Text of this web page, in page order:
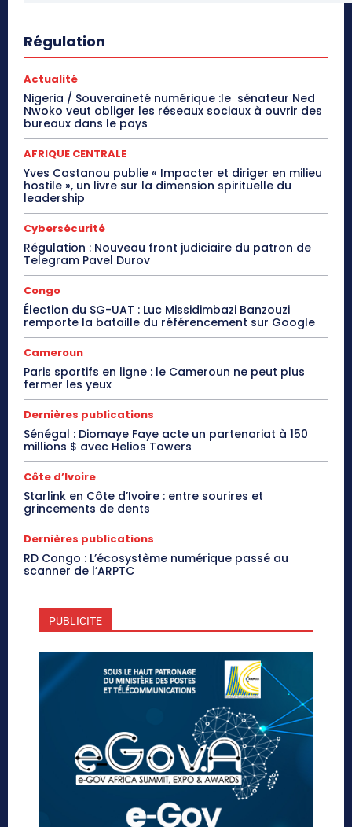
Régulation
Actualité
Nigeria / Souveraineté numérique :le sénateur Ned
Nwoko veut obliger les réseaux sociaux à ouvrir des
bureaux dans le pays
AFRIQUE CENTRALE
Yves Castanou publie « Impacter et diriger en milieu
hostile », un livre sur la dimension spirituelle du
leadership
Cybersécurité
Régulation : Nouveau front judiciaire du patron de
Telegram Pavel Durov
Congo
Élection du SG-UAT : Luc Missidimbazi Banzouzi
remporte la bataille du référencement sur Google
Cameroun
Paris sportifs en ligne : le Cameroun ne peut plus
fermer les yeux
Dernières publications
Sénégal : Diomaye Faye acte un partenariat à 150
millions $ avec Helios Towers
Côte d’Ivoire
Starlink en Côte d’Ivoire : entre sourires et
grincements de dents
Dernières publications
RD Congo : L’écosystème numérique passé au
scanner de l’ARPTC
PUBLICITE